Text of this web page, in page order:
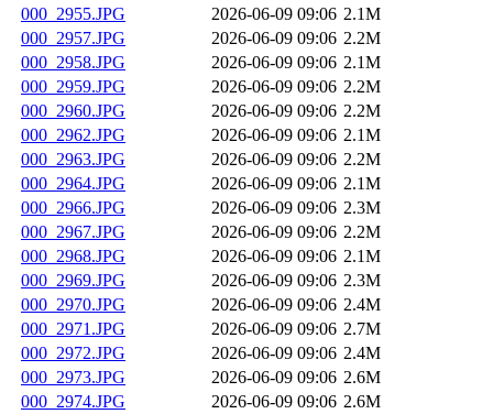
000_2955.JPG
2026-06-09 09:06 2.1M
000_2957.JPG
2026-06-09 09:06 2.2M
000_2958.JPG
2026-06-09 09:06 2.1M
000_2959.JPG
2026-06-09 09:06 2.2M
000_2960.JPG
2026-06-09 09:06 2.2M
000_2962.JPG
2026-06-09 09:06 2.1M
000_2963.JPG
2026-06-09 09:06 2.2M
000_2964.JPG
2026-06-09 09:06 2.1M
000_2966.JPG
2026-06-09 09:06 2.3M
000_2967.JPG
2026-06-09 09:06 2.2M
000_2968.JPG
2026-06-09 09:06 2.1M
000_2969.JPG
2026-06-09 09:06 2.3M
000_2970.JPG
2026-06-09 09:06 2.4M
000_2971.JPG
2026-06-09 09:06 2.7M
000_2972.JPG
2026-06-09 09:06 2.4M
000_2973.JPG
2026-06-09 09:06 2.6M
000_2974.JPG
2026-06-09 09:06 2.6M